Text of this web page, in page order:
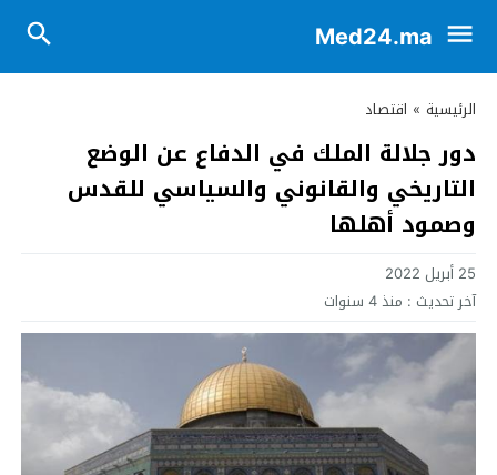
Med24.ma
الرئيسية » اقتصاد
دور جلالة الملك في الدفاع عن الوضع
التاريخي والقانوني والسياسي للقدس
وصمود أهلها
25 أبريل 2022
آخر تحديث : منذ 4 سنوات